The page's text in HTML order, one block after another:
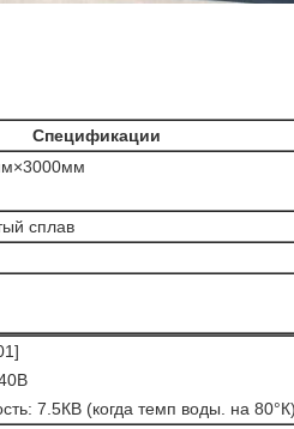
Спецификации
сплав
7.5КВ (когда темп воды. на 80°К)